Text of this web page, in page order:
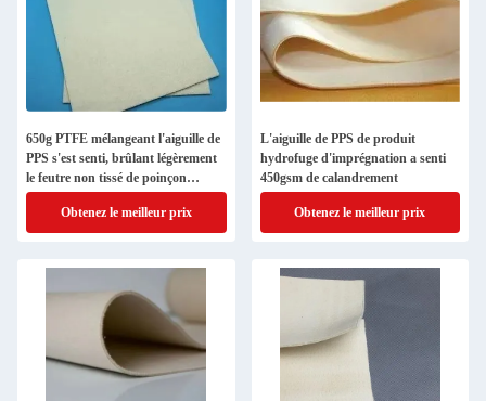
650g PTFE mélangeant l'aiguille de
PPS s'est senti, brûlant légèrement
le feutre non tissé de poinçon
d'aiguille
Obtenez le meilleur prix
L'aiguille de PPS de produit
hydrofuge d'imprégnation a senti
450gsm de calandrement
Obtenez le meilleur prix